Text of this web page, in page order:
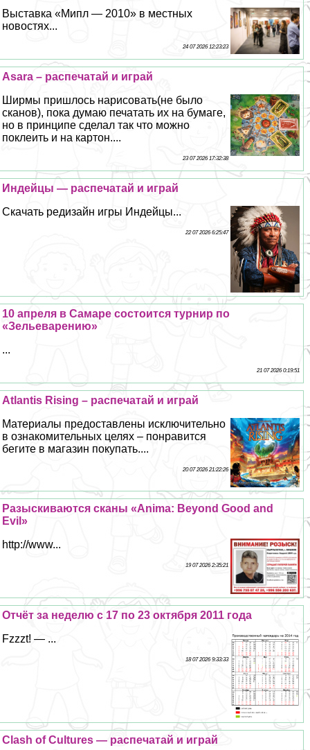
Выставка «Мипл — 2010» в местных
новостях...
24 07 2026 12:23:23
Asara – распечатай и играй
Ширмы пришлось нарисовать(не было
сканов), пока думаю печатать их на бумаге,
но в принципе сделал так что можно
поклеить и на картон....
23 07 2026 17:32:38
Индейцы — распечатай и играй
Скачать редизайн игры Индейцы...
22 07 2026 6:25:47
10 апреля в Самаре состоится турнир по
«Зельеварению»
...
21 07 2026 0:19:51
Atlantis Rising – распечатай и играй
Материалы предоставлены исключительно
в ознакомительных целях – понравится
бегите в магазин покупать....
20 07 2026 21:22:26
Разыскиваются сканы «Anima: Beyond Good and
Evil»
http://www...
19 07 2026 2:35:21
Отчёт за неделю с 17 по 23 октября 2011 года
Fzzzt! — ...
18 07 2026 9:33:33
Clash of Cultures — распечатай и играй